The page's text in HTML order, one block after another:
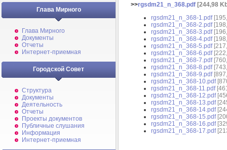
Глава Мирного
Глава Мирного
Документы
Отчеты
Интернет-приемная
Городской Совет
Структура
Документы
Деятельность
Отчеты
Проекты документов
Публичные слушания
Информация
Интернет-приемная
>>rgsdm21_n_368.pdf [244,98
rgsdm21_n_368-1.pdf
rgsdm21_n_368-2.pdf
rgsdm21_n_368-3.pdf
rgsdm21_n_368-4.pdf
rgsdm21_n_368-5.pdf
rgsdm21_n_368-6.pdf
rgsdm21_n_368-7.pdf
rgsdm21_n_368-8.pdf
rgsdm21_n_368-9.pdf
rgsdm21_n_368-10.pdf
rgsdm21_n_368-11.pdf
rgsdm21_n_368-12.pdf
rgsdm21_n_368-13.pdf
rgsdm21_n_368-14.pdf
rgsdm21_n_368-15.pdf
rgsdm21_n_368-16.pdf
rgsdm21_n_368-17.pdf